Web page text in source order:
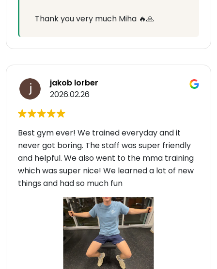
Thank you very much Miha 🔥🙏
jakob lorber
2026.02.26
Best gym ever! We trained everyday and it
never got boring. The staff was super friendly
and helpful. We also went to the mma training
which was super nice! We learned a lot of new
things and had so much fun